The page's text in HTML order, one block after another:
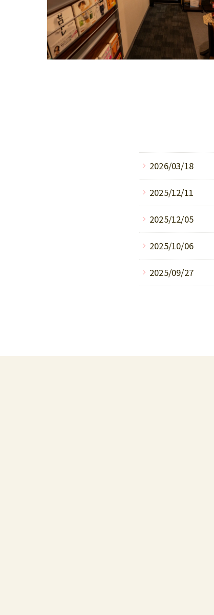
2026/03/18
2025/12/11
2025/12/05
2025/10/06
2025/09/27